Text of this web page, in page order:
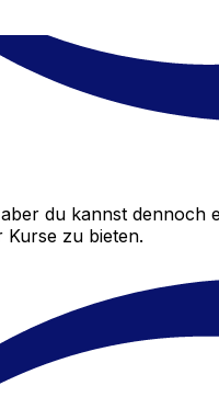
du kannst
zu bieten.